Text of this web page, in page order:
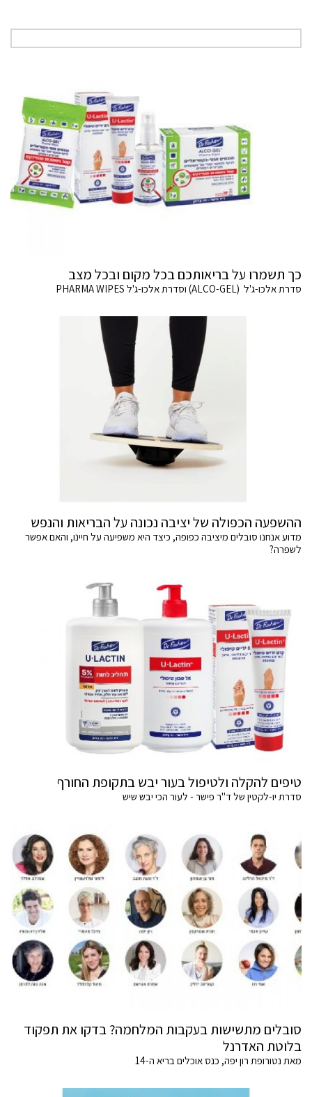
כך תשמרו על בריאותכם בכל מקום ובכל מצב
סדרת אלכו-ג'ל (ALCO-GEL) וסדרת אלכו-ג'ל PHARMA WIPES
ההשפעה הכפולה של יציבה נכונה על הבריאות והנפש
מדוע אנחנו סובלים מיציבה כפופה, כיצד היא משפיעה על חיינו, והאם אפשר
לשפרה?
טיפים להקלה ולטיפול בעור יבש בתקופת החורף
סדרת יו-לקטין של ד"ר פישר - לעור הכי יבש שיש
סובלים מתשישות בעקבות המלחמה? בדקו את תפקוד
בלוטת האדרנל
מאת נטורופת רון יפה, כנס אוכלים בריא ה-14